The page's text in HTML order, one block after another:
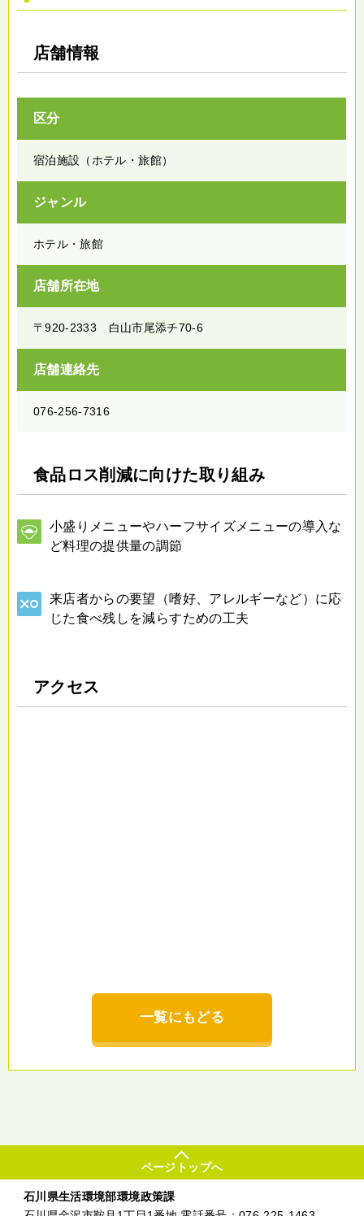
店舗情報
区分
宿泊施設（ホテル・旅館）
ジャンル
ホテル・旅館
店舗所在地
〒920-2333 白山市尾添チ70-6
店舗連絡先
076-256-7316
食品ロス削減に向けた取り組み
小盛りメニューやハーフサイズメニューの導入な
ど料理の提供量の調節
来店者からの要望（嗜好、アレルギーなど）に応
じた食べ残しを減らすための工夫
アクセス
一覧にもどる
ページトップへ
石川県生活環境部環境政策課